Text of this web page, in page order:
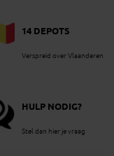
14 DEPOTS
Verspreid over Vlaanderen
HULP NODIG?
Stel dan hier je vraag